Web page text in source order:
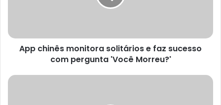
App chinês monitora solitários e faz sucesso
com pergunta 'Você Morreu?'